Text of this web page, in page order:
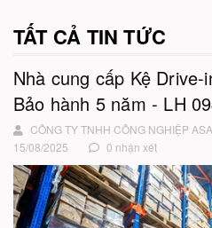
TẤT CẢ TIN TỨC
Nhà cung cấp Kệ
Bảo hành 5 năm - LH
CÔNG TY TNHH CÔNG NGHIỆP
15/08/2025
0 nhận xét